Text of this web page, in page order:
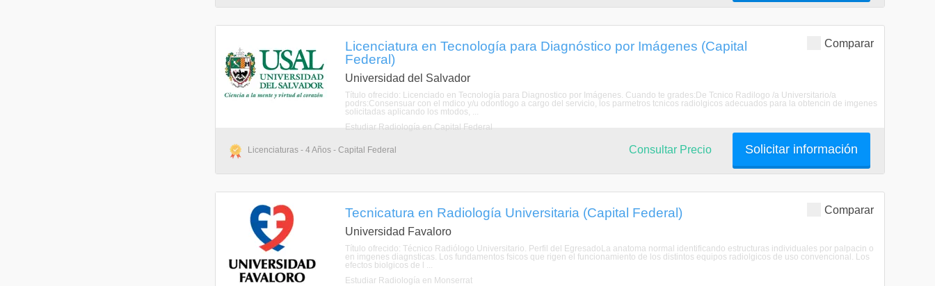
Comparar
Licenciatura en Tecnología para Diagnóstico por Imágenes (Capital
Federal)
Universidad del Salvador
Título ofrecido: Licenciado en Tecnología para Diagnostico por Imágenes. Cuando te grades:De Tcnico Radilogo /a Universitario/a
podrs:Consensuar con el mdico y/u odontlogo a cargo del servicio, los parmetros tcnicos radiolgicos adecuados para la obtencin de imgenes
solicitadas aplicando los mtodos, ...
Estudiar Radiología en Capital Federal
Licenciaturas - 4 Años - Capital Federal Solicitar información
Consultar Precio
Comparar
Tecnicatura en Radiología Universitaria (Capital Federal)
Universidad Favaloro
Título ofrecido: Técnico Radiólogo Universitario. Perfil del EgresadoLa anatoma normal identificando estructuras individuales por palpacin o
en imgenes diagnsticas. Los fundamentos fsicos que rigen el funcionamiento de los distintos equipos radiolgicos de uso convencional. Los
efectos biolgicos de l ...
Estudiar Radiología en Monserrat